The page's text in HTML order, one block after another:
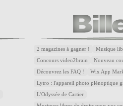
2 magazines à gagner ! Musique
Concours video2brain Nouveau
Découvrez les FAQ ! Wix App
Lytro : l'appareil photo plénoptique
L'Odyssée de Cartier